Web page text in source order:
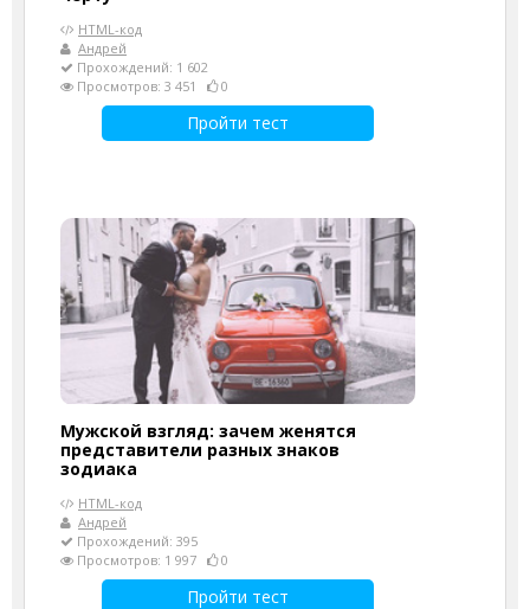
HTML-код
Андрей
Прохождений: 1 602
Просмотров: 3 451
0
Пройти тест
Мужской взгляд: зачем женятся
представители разных знаков
зодиака
HTML-код
Андрей
Прохождений: 395
Просмотров: 1 997
0
Пройти тест